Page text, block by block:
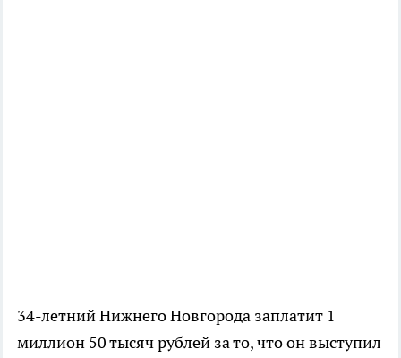
34-летний Нижнего Новгорода заплатит 1
миллион 50 тысяч рублей за то, что он выступил